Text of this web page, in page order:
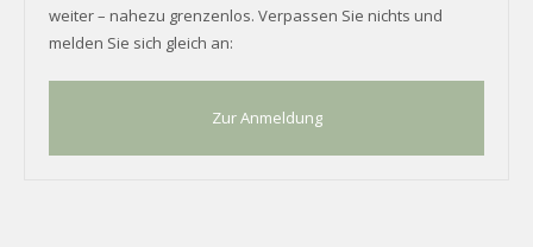
weiter – nahezu grenzenlos. Verpassen Sie nichts und
melden Sie sich gleich an:
Zur Anmeldung